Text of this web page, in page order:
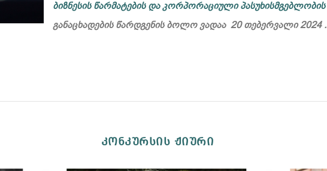
ბიზნესის წარმატების და კორპორაციული პასუხისმგებლობის
განაცხადების წარდგენის ბოლო ვადაა 20 თებერვალი 2024 .
კონკურსის ჟიური